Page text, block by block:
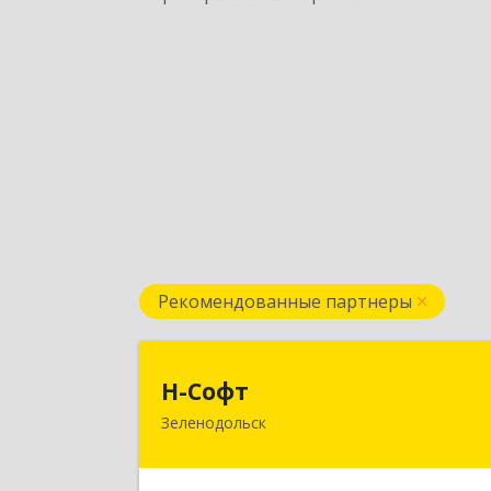
Рекомендованные партнеры
Н-Софт
Зеленодольск
422521, Татарстан Респ (Татарстан),